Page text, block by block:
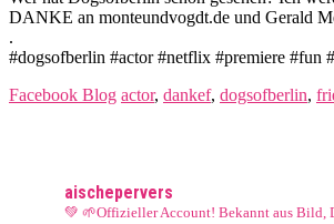
DANKE an monteundvogdt.de und Gerald
.
#dogsofberlin #actor #netflix #premiere #fun
Facebook Blog actor, dankef, dogsofberlin,
aischepervers
💚 🌱Offizieller Account! Bekannt aus Bild,